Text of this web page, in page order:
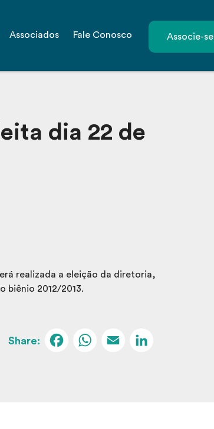
Associados Fale Conosco Associe-se
dia 22 de
realizada a eleição da diretoria,
biênio 2012/2013.
Facebook
WhatsApp
Email